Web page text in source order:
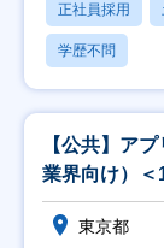
正社員採用
学歴不問
【公共】ア
業界向け）＜
東京都